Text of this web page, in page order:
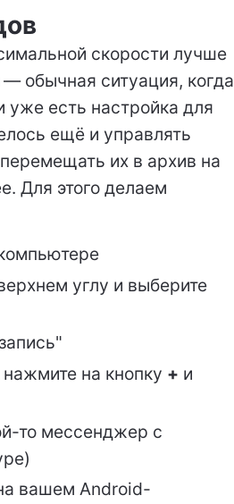
скорости лучше
обычная ситуация, когда
есть настройка для
ещё и управлять
их в архив на
Для этого делаем
углу и выберите
на кнопку + и
то мессенджер с
вашем Android-